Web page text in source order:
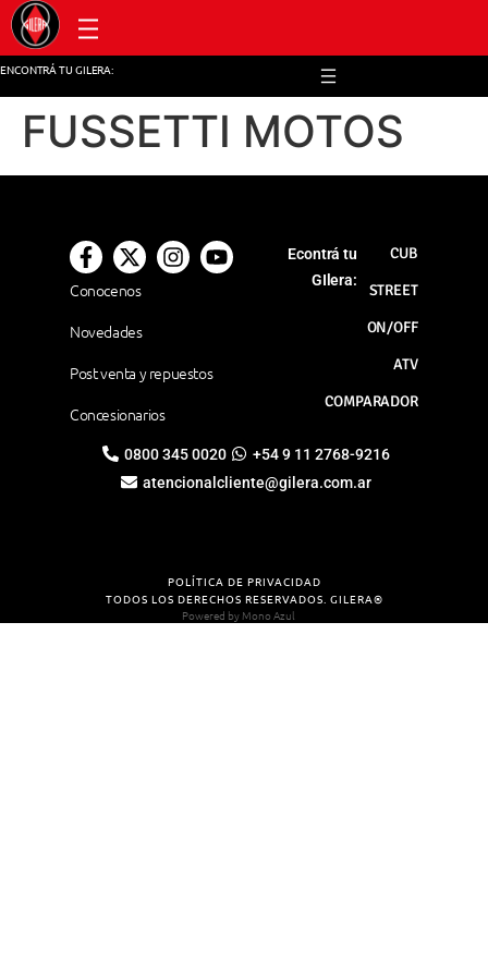
ENCONTRÁ TU GILERA:
FUSSETTI MOTOS
Conocenos
Novedades
Post venta y repuestos
Concesionarios
Econtrá tu
GIlera:
CUB
STREET
ON/OFF
ATV
COMPARADOR
0800 345 0020
+54 9 11 2768-9216
atencionalcliente@gilera.com.ar
POLÍTICA DE PRIVACIDAD
TODOS LOS DERECHOS RESERVADOS. GILERA®
Powered by Mono Azul